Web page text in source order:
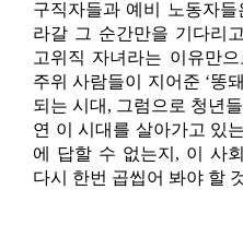
구직자들과 예비 노동자
라갈 그 순간만을 기다리
고위직 자녀라는 이유만
주위 사람들이 지어준 ‘똥
되는 시대, 그럼으로 청년
연 이 시대를 살아가고 있
에 답할 수 없는지, 이 사
다시 한번 곱씹어 봐야 할